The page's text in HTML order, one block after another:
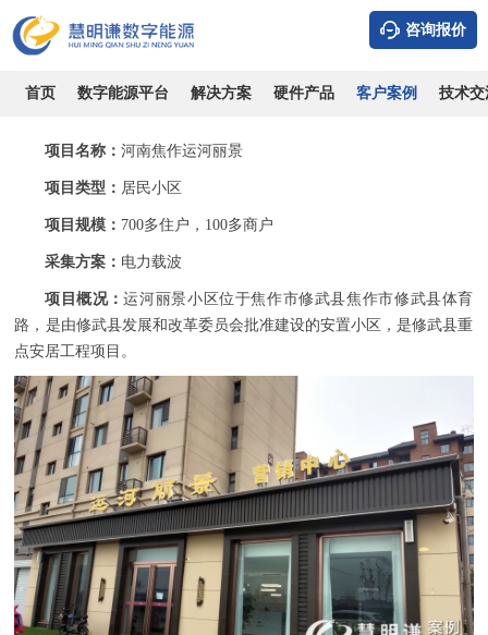
咨询报价
首页 数字能源平台 解决方案 硬件产品 客户案例 技术交
河南焦作运河丽景-住宅小区电表预付费案例
时间：2026-08-07 浏览：10378 作者：admin
项目名称：河南焦作运河丽景
项目类型： 居民小区
项目规模： 700多住户，100多商户
采集方案： 电力载波
项目概况：运河丽景小区位于焦作市修武县焦作市修武县体育
路，是由修武县发展和改革委员会批准建设的安置小区，是修武县重
点安居工程项目。